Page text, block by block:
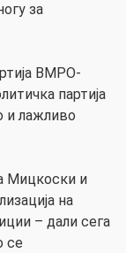
за
ВМРО-
партија
и лажливо
Мицкоски и
на
– дали сега
се